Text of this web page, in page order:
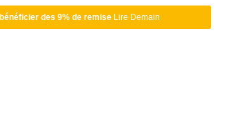
bénéficier des 9% de remiseLire Demain